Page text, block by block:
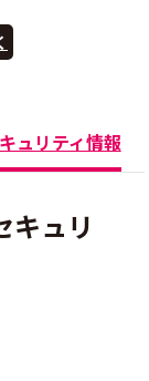
ュリティ情報
キュリ